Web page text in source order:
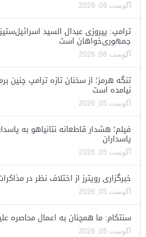
آگوست 06, 2026
ترامپ: پیروزی عبدال السید
جمهوری‌خواهان است
آگوست 06, 2026
تنگه هرمز؛ از سخنان تازه ترامپ چنین
نیامده است
آگوست 05, 2026
فیلم؛ هشدار قاطعانه نتانیاهو به
پاسداران
آگوست 05, 2026
خبرگزاری رویترز از اختلاف نظر در
آگوست 05, 2026
سنتکام: ما همچنان به اعمال محاصره
آگوست 05, 2026